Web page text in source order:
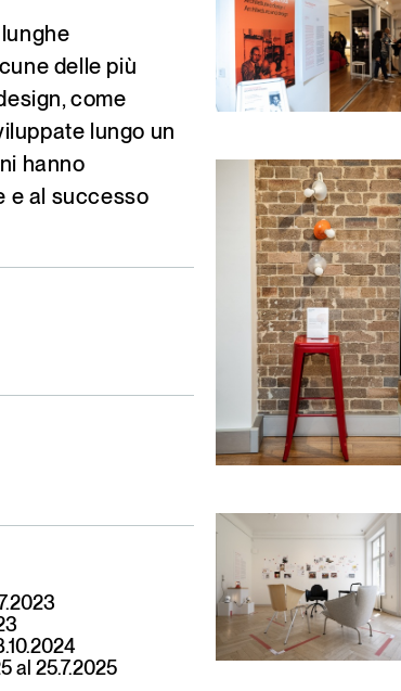
delle più
come
lungo un
hanno
e al successo
al 25.7.2025